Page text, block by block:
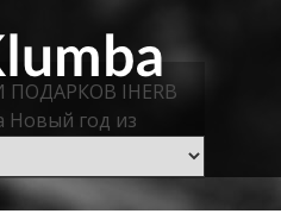
ПОДАРКОВ IHERB
Новый год из
iHerb?